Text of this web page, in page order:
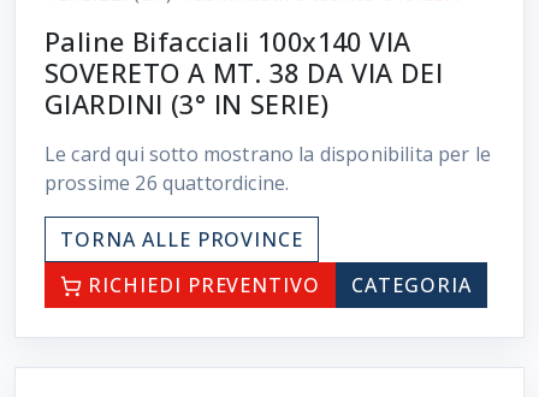
Paline Bifacciali 100x140 VIA
SOVERETO A MT. 38 DA VIA DEI
GIARDINI (3° IN SERIE)
Le card qui sotto mostrano la disponibilita per le
prossime 26 quattordicine.
TORNA ALLE PROVINCE
RICHIEDI PREVENTIVO
CATEGORIA